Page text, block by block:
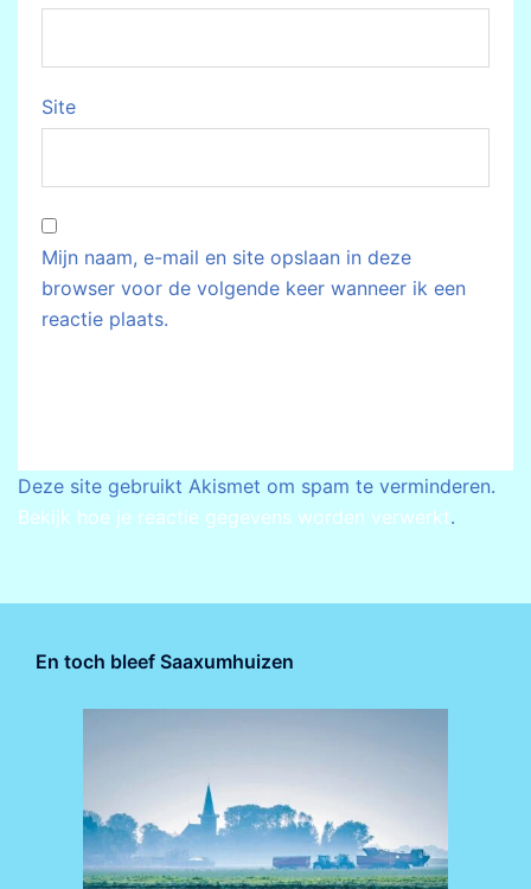
Site
Mijn naam, e-mail en site opslaan in deze
browser voor de volgende keer wanneer ik een
reactie plaats.
Deze site gebruikt Akismet om spam te verminderen.
Bekijk hoe je reactie gegevens worden verwerkt.
En toch bleef Saaxumhuizen